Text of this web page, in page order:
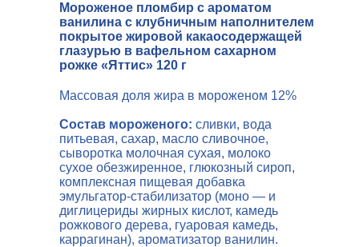
Мороженое пломбир с ароматом
ванилина с клубничным наполнителем
покрытое жировой какаосодержащей
глазурью в вафельном сахарном
рожке «Яттис» 120 г
Массовая доля жира в мороженом 12%
Состав мороженого: сливки, вода
питьевая, сахар, масло сливочное,
сыворотка молочная сухая, молоко
сухое обезжиренное, глюкозный сироп,
комплексная пищевая добавка
эмульгатор-стабилизатор (моно — и
диглицериды жирных кислот, камедь
рожкового дерева, гуаровая камедь,
каррагинан), ароматизатор ванилин.